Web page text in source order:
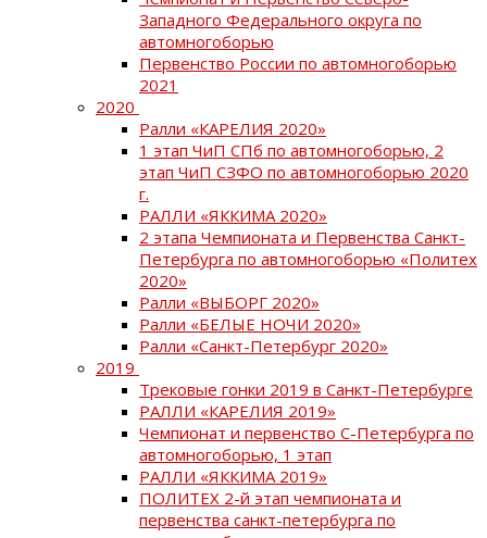
Западного Федерального округа по
автомногоборью
Первенство России по автомногоборью
2021
2020
Ралли «КАРЕЛИЯ 2020»
1 этап ЧиП СПб по автомногоборью, 2
этап ЧиП СЗФО по автомногоборью 2020
г.
РАЛЛИ «ЯККИМА 2020»
2 этапа Чемпионата и Первенства Санкт-
Петербурга по автомногоборью «Политех
2020»
Ралли «ВЫБОРГ 2020»
Ралли «БЕЛЫЕ НОЧИ 2020»
Ралли «Санкт-Петербург 2020»
2019
Трековые гонки 2019 в Санкт-Петербурге
РАЛЛИ «КАРЕЛИЯ 2019»
Чемпионат и первенство С-Петербурга по
автомногоборью, 1 этап
РАЛЛИ «ЯККИМА 2019»
ПОЛИТЕХ 2-й этап чемпионата и
первенства санкт-петербурга по